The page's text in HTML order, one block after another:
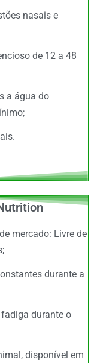
nasais e
de 12 a 48
a água do
mercado: Livre de
durante a
durante o
disponível em